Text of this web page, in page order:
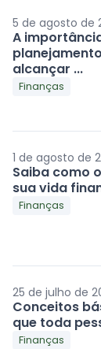
5 de agosto de
A
alcançar ...
Finanças
1 de agosto de
Saiba como
sua vida
Finanças
25 de julho de
Conceitos
que toda
Finanças